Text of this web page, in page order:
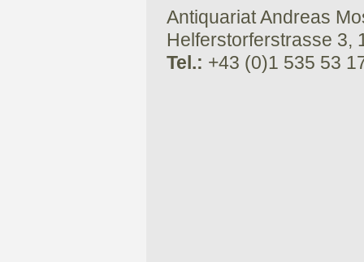
Antiquariat Andreas
Helferstorferstrasse 3,
Tel.: +43 (0)1 535 53